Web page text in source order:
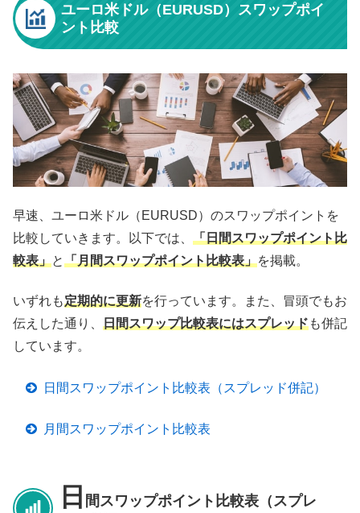
ユーロ米ドル（EURUSD）スワップポイ
ント比較
早速、ユーロ米ドル（EURUSD）のスワップポイントを
比較していきます。以下では、 「日間スワップポイント比
較表」と「月間スワップポイント比較表」を掲載。
いずれも定期的に更新を行っています。また、冒頭でもお
伝えした通り、 日間スワップ比較表にはスプレッドも併記
しています。
日間スワップポイント比較表（スプレッド併記）
月間スワップポイント比較表
日 間スワップポイント比較表（スプレ